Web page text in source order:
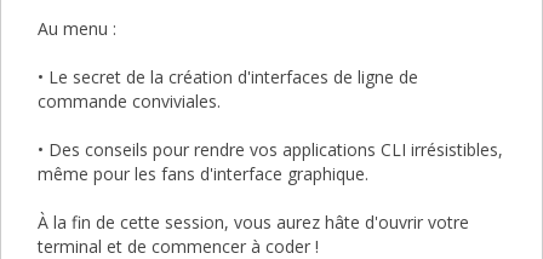
Au menu :
• Le secret de la création d'interfaces de ligne de
commande conviviales.
• Des conseils pour rendre vos applications CLI irrésistibles,
même pour les fans d'interface graphique.
À la fin de cette session, vous aurez hâte d'ouvrir votre
terminal et de commencer à coder !